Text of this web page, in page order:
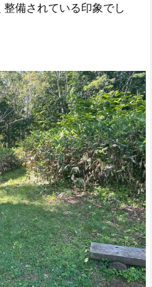
備されている印象でし